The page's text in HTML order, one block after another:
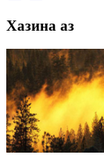
Хазина аз